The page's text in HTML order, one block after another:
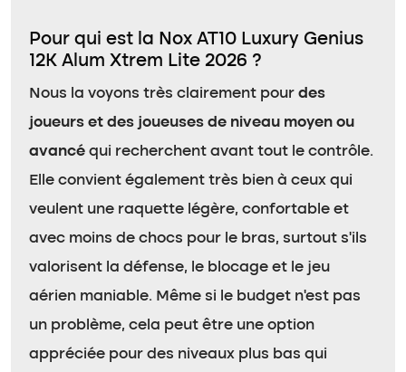
Pour qui est la Nox AT10 Luxury Genius
12K Alum Xtrem Lite 2026 ?
Nous la voyons très clairement pour des
joueurs et des joueuses de niveau moyen ou
avancé qui recherchent avant tout le contrôle.
Elle convient également très bien à ceux qui
veulent une raquette légère, confortable et
avec moins de chocs pour le bras, surtout s’ils
valorisent la défense, le blocage et le jeu
aérien maniable. Même si le budget n’est pas
un problème, cela peut être une option
appréciée pour des niveaux plus bas qui